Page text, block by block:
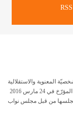
RSS
المعنوية والاستقلالية
المالية أحدثت بموجب القانون الأساسي عدد22 لسنة 2016 المؤرّخ في 24 مارس 2016
مجلسها من قبل مجلس نواب